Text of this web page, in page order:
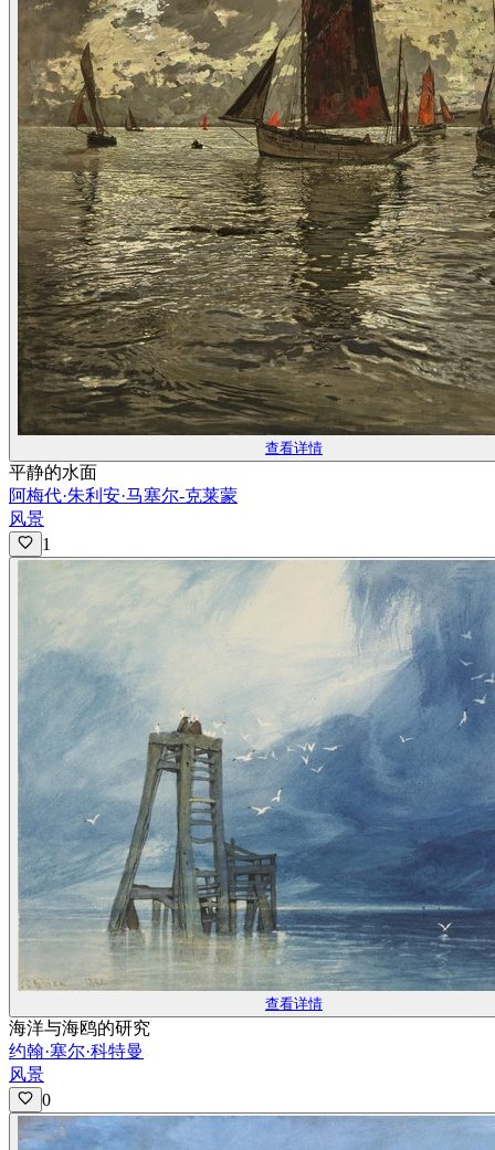
查看详情
平静的水面
阿梅代·朱利安·马塞尔-克莱蒙
风景
1
查看详情
海洋与海鸥的研究
约翰·塞尔·科特曼
风景
0